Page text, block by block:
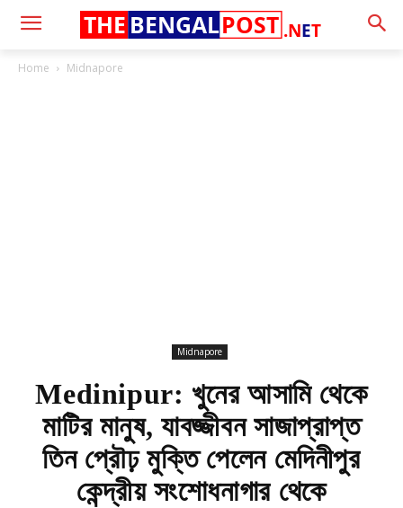
.NET
THE BENGALPOST
Home Midnapore
Midnapore
Medinipur: খুনের আসামি থেকে
মাটির মানুষ, যাবজ্জীবন সাজাপ্রাপ্ত
তিন প্রৌঢ় মুক্তি পেলেন মেদিনীপুর
কেন্দ্রীয় সংশোধনাগার থেকে